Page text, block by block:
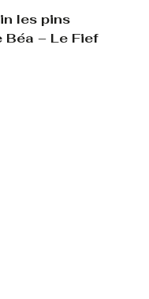
les pins
Béa – Le Fief